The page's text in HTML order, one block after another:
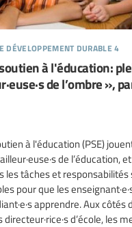
durable 4
à l'éducation:
de l’ombre »,
à l'éducation (PSE)
de l’éducation,
les tâches et responsabilités
pour que les
apprendre. Aux côtés
directeur·rice·s d’école, les